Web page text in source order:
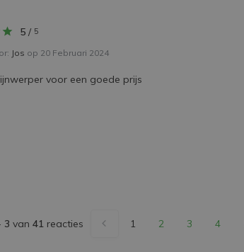
5/ 5
Jos op 20 Februari 2024
voor een goede prijs
3 van 41 reacties 1 2 3 4